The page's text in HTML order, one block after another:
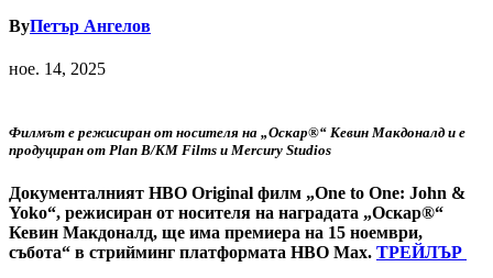
ByПетър Ангелов
ное. 14, 2025
Филмът е режисиран от носителя на „Оскар®“ Кевин Макдоналд и е
продуциран от Plan B/KM Films и Mercury Studios
Документалният HBO Original филм „One to One: John &
Yoko“, режисиран от носителя на наградата „Оскар®“
Кевин Макдоналд, ще има премиера на 15 ноември,
събота“ в стрийминг платформата HBO Max. ТРЕЙЛЪР